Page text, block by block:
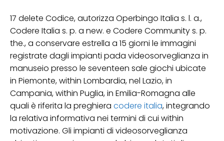
17 delete Codice, autorizza Operbingo Italia s. l. a.,
Codere Italia s. p. a new. e Codere Community s. p.
the., a conservare estrella a 15 giorni le immagini
registrate dagli impianti pada videosorveglianza in
manuseio presso le seventeen sale giochi ubicate
in Piemonte, within Lombardia, nel Lazio, in
Campania, within Puglia, in Emilia-Romagna alle
quali è riferita la preghiera codere italia, integrando
la relativa informativa nei termini di cui within
motivazione. Gli impianti di videosorveglianza